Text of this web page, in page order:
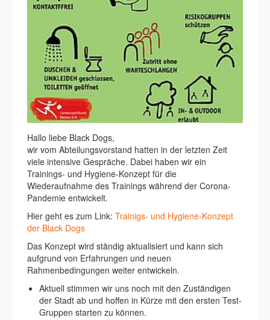
Hallo liebe Black Dogs,
wir vom Abteilungsvorstand hatten in der letzten Zeit
viele intensive Gespräche. Dabei haben wir ein
Trainings- und Hygiene-Konzept für die
Wiederaufnahme des Trainings während der Corona-
Pandemie entwickelt.
Hier geht es zum Link: Trainigs- und Hygiene-Konzept
der Black Dogs
Das Konzept wird ständig aktualisiert und kann sich
aufgrund von Erfahrungen und neuen
Rahmenbedingungen weiter entwickeln.
Aktuell stimmen wir uns noch mit den Zuständigen
der Stadt ab und hoffen in Kürze mit den ersten Test-
Gruppen starten zu können.